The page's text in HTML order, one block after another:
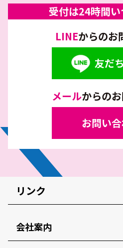
受付は24時間い
LINEからのお
友だ
メールからの
お問い
リンク
会社案内